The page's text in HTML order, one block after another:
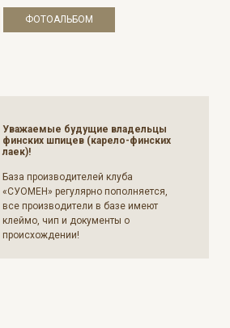
ФОТОАЛЬБОМ
Уважаемые будущие владельцы
финских шпицев (карело-финских
лаек)!
База производителей клуба
«СУОМЕН» регулярно пополняется,
все производители в базе имеют
клеймо, чип и документы о
происхождении!